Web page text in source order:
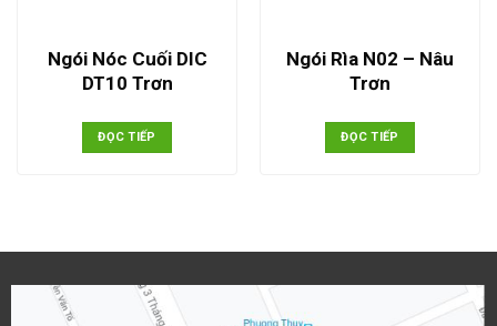
Ngói Nóc Cuối DIC
DT10 Trơn
ĐỌC TIẾP
Ngói Rìa N02 – Nâu
Trơn
ĐỌC TIẾP